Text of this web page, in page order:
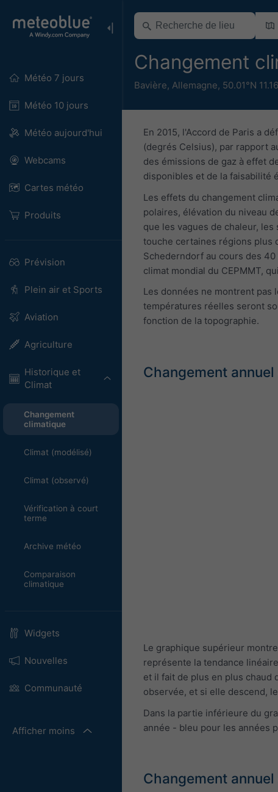
Météo 7 jours
Météo 10 jours
Météo aujourd'hui
Webcams
Cartes météo
Produits
Prévision
Plein air et Sports
Aviation
Agriculture
Historique et
Climat
Changement
climatique
Climat (modélisé)
Climat (observé)
Vérification à court
terme
Archive météo
Comparaison
climatique
Widgets
Nouvelles
Communauté
Afficher moins
Changement
Bavière, Allemagne, 50.01°N
En 2015, l'Accord de Paris a
(degrés Celsius), par rapport
des émissions de gaz à effet
disponibles et de la faisabilité
Les effets du changement
polaires, élévation du niveau
que les vagues de chaleur,
touche certaines régions plus
Schederndorf au cours des
climat mondial du CEPMMT,
Les données ne montrent pas
températures réelles seront
fonction de la topographie.
Changement
Le graphique supérieur
représente la tendance
et il fait de plus en plus chaud
observée, et si elle descend,
Dans la partie inférieure du
année - bleu pour les années
Changement